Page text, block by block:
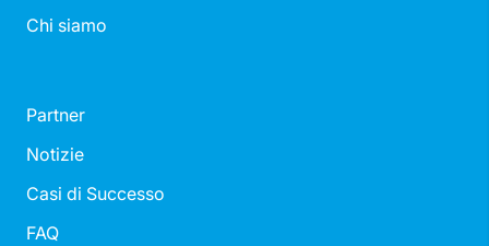
Chi siamo
Partner
Notizie
Casi di Successo
FAQ